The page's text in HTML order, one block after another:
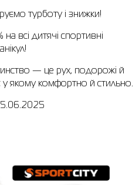
турботу і знижки!
всі дитячі спортивні
— це рух, подорожі й
якому комфортно й стильно.